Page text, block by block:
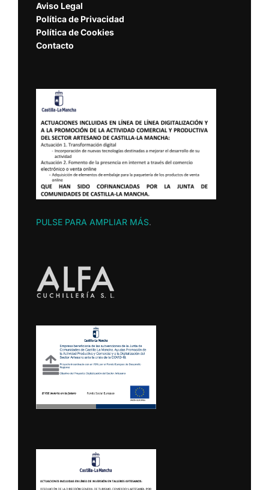
Aviso Legal
Política de Privacidad
Política de Cookies
Contacto
PULSE PARA AMPLIAR MÁS.